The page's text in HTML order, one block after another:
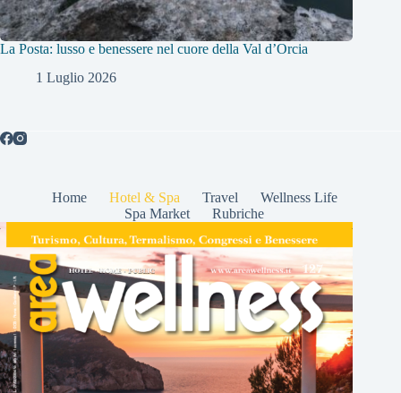
La Posta: lusso e benessere nel cuore della Val d’Orcia
1 Luglio 2026
Home Hotel & Spa Travel
Wellness Life
Spa Market
Rubriche